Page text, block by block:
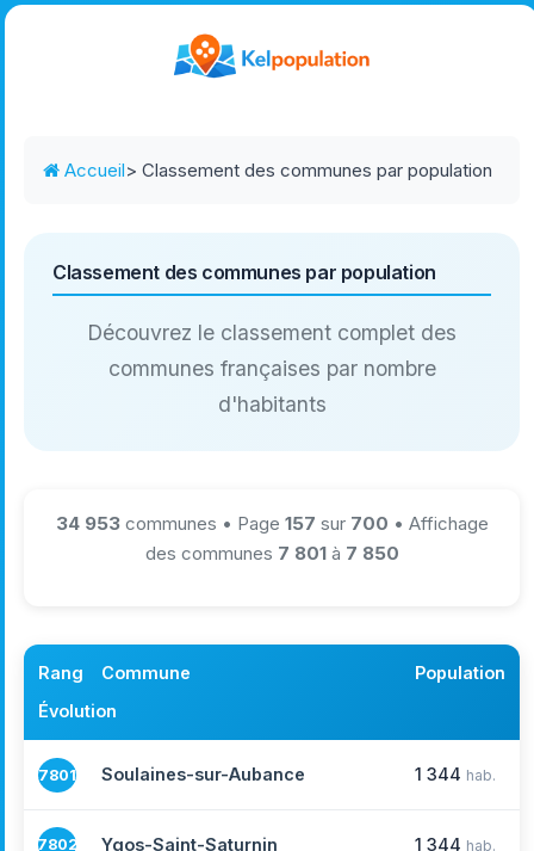
Accueil> Classement des communes par population
Classement des communes par population
Découvrez le classement complet des
communes françaises par nombre
d'habitants
34 953communes • Page 157 sur 700 • Affichage
des communes 7 801à 7 850
Rang Commune
Population
Évolution
7801 Soulaines-sur-Aubance 1 344 hab.
7802 Ygos-Saint-Saturnin 1 344 hab.